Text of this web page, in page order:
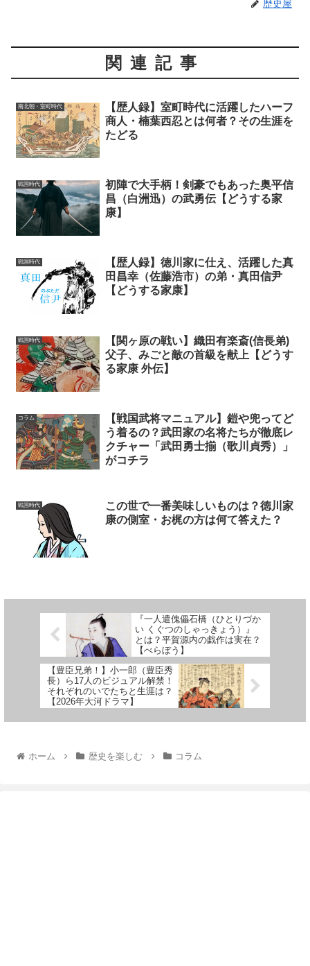
歴史屋
関連記事
南北朝・室町時代
【歴人録】室町時代に活躍したハーフ
商人・楠葉西忍とは何者？その生涯を
たどる
戦国時代
初陣で大手柄！剣豪でもあった奥平信
昌（白洲迅）の武勇伝【どうする家
康】
戦国時代
【歴人録】徳川家に仕え、活躍した真
田昌幸（佐藤浩市）の弟・真田信尹
【どうする家康】
戦国時代
【関ヶ原の戦い】織田有楽斎(信長弟)
父子、みごと敵の首級を献上【どうす
る家康 外伝】
コラム
【戦国武将マニュアル】鎧や兜ってど
う着るの？武田家の名将たちが徹底レ
クチャー「武田勇士揃（歌川貞秀）」
がコチラ
戦国時代
この世で一番美味しいものは？徳川家
康の側室・お梶の方は何て答えた？
『一人遣傀儡石橋（ひとりづか
い くぐつのしゃっきょう）』
とは？平賀源内の戯作は実在？
【べらぼう】
【豊臣兄弟！】小一郎（豊臣秀
長）ら17人のビジュアル解禁！
それぞれのいでたちと生涯は？
【2026年大河ドラマ】
ホーム 歴史を楽しむ コラム